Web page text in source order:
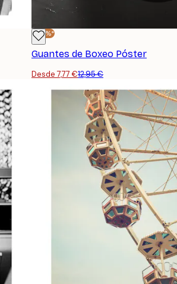
-40%*
Guantes de Boxeo Póster
Desde 7,77 €12,95 €